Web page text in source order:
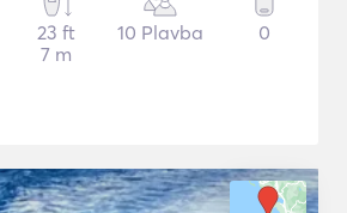
23 ft
7 m
10 Plavba 0